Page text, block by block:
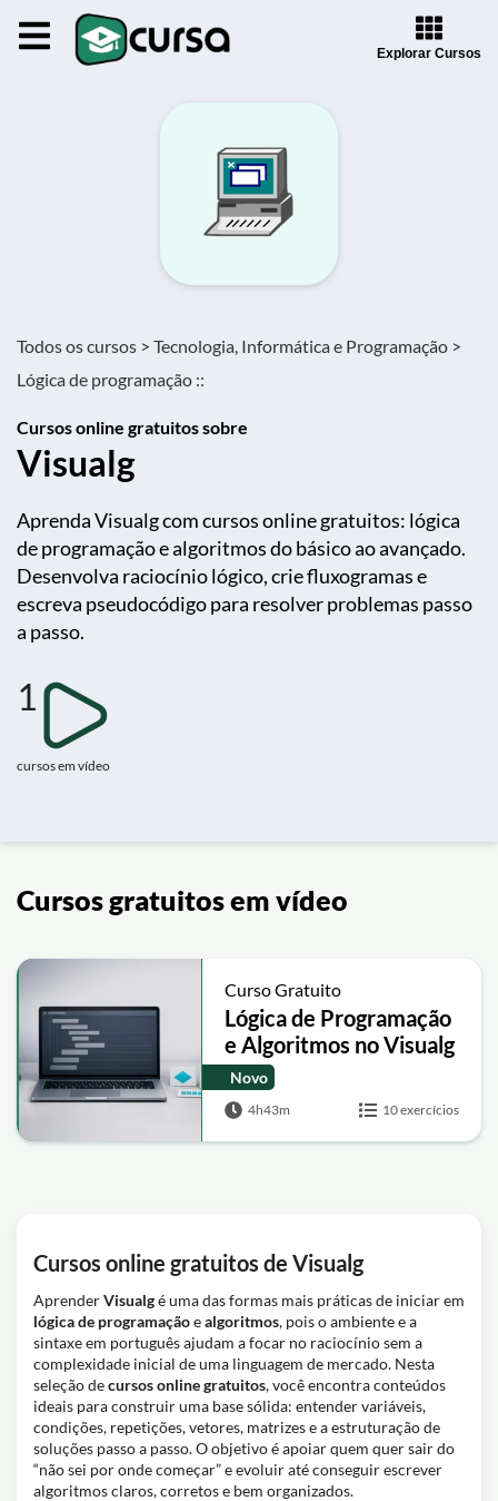
Explorar Cursos
Todos os cursos > Tecnologia, Informática e Programação >
Lógica de programação ::
Cursos online gratuitos sobre
Visualg
Aprenda Visualg com cursos online gratuitos: lógica
de programação e algoritmos do básico ao avançado.
Desenvolva raciocínio lógico, crie fluxogramas e
escreva pseudocódigo para resolver problemas passo
a passo.
1
cursos em vídeo
Cursos gratuitos em vídeo
Curso Gratuito
Lógica de Programação
e Algoritmos no Visualg
(do Zero ao Avançado)
Novo
4h43m 10 exercícios
Cursos online gratuitos de Visualg
AprenderVisualgé uma das formas mais práticas de iniciar em
lógica de programaçãoealgoritmos, pois o ambiente e a
sintaxe em português ajudam a focar no raciocínio sem a
complexidade inicial de uma linguagem de mercado. Nesta
seleção decursos online gratuitos, você encontra conteúdos
ideais para construir uma base sólida: entender variáveis,
condições, repetições, vetores, matrizes e a estruturação de
soluções passo a passo. O objetivo é apoiar quem quer sair do
“não sei por onde começar” e evoluir até conseguir escrever
algoritmos claros, corretos e bem organizados.